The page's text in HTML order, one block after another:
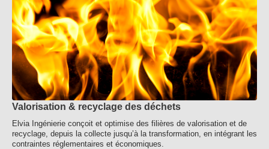
Valorisation & recyclage des déchets
Elvia Ingénierie conçoit et optimise des filières de valorisation et de
recyclage, depuis la collecte jusqu’à la transformation, en intégrant les
contraintes réglementaires et économiques.